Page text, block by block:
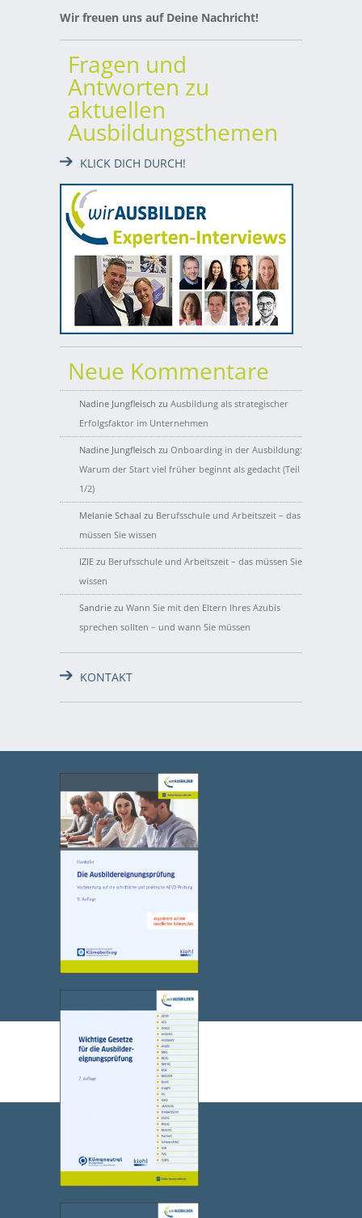
Wir freuen uns auf Deine Nachricht!
Fragen und
Antworten zu
aktuellen
Ausbildungsthemen
KLICK DICH DURCH!
Neue Kommentare
Nadine Jungfleisch zu Ausbildung als strategischer
Erfolgsfaktor im Unternehmen
Nadine Jungfleisch zu Onboarding in der Ausbildung:
Warum der Start viel früher beginnt als gedacht (Teil
1/2)
Melanie Schaal zu Berufsschule und Arbeitszeit – das
müssen Sie wissen
IZIE zu Berufsschule und Arbeitszeit – das müssen Sie
wissen
Sandrie zu Wann Sie mit den Eltern Ihres Azubis
sprechen sollten – und wann Sie müssen
KONTAKT